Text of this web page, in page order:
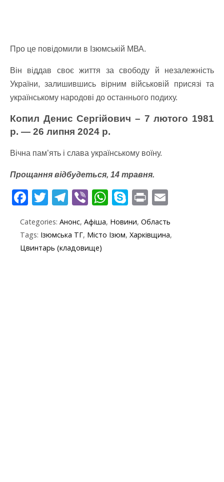
Про це повідомили в Ізюмській МВА.
Він віддав своє життя за свободу й незалежність
України, залишившись вірним військовій присязі та
українському народові до останнього подиху.
Копил Денис Сергійович – 7 лютого 1981
р. — 26 липня 2024 р.
Вічна пам’ять і слава українському воїну.
Прощання відбудеться, 14 травня.
F
e
b
T
itt
er
T
e
gr
Vi
b
er
W
at
S
y
p
Pr
in
t ai
l
Categories: Анонс, Афіша, Новини, Область
Tags: Ізюмська ТГ, Місто Ізюм, Харківщина,
Цвинтарь (кладовище)